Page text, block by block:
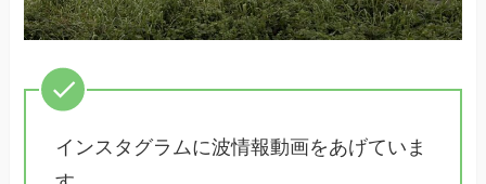
インスタグラムに波情報動画をあげていま